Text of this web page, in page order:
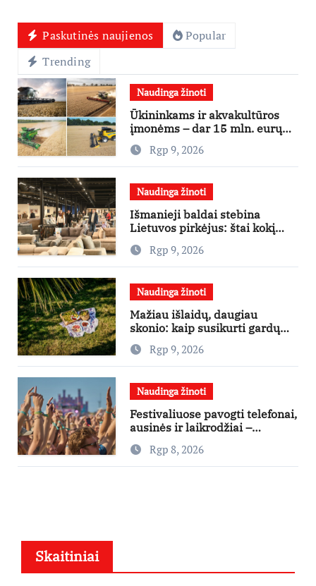
Paskutinės naujienos
Popular
Trending
Naudinga žinoti
Ūkininkams ir akvakultūros
įmonėms – dar 15 mln. eurų
lengvatinėms paskoloms
Rgp 9, 2026
Naudinga žinoti
Išmanieji baldai stebina
Lietuvos pirkėjus: štai kokį
išgraibsto pirmiausia
Rgp 9, 2026
Naudinga žinoti
Mažiau išlaidų, daugiau
skonio: kaip susikurti gardų
pikniką iš vos kelių produktų
Rgp 9, 2026
Naudinga žinoti
Festivaliuose pavogti telefonai,
ausinės ir laikrodžiai –
ekspertai primena apie
didžiausias finansines rizikas
Rgp 8, 2026
Skaitiniai